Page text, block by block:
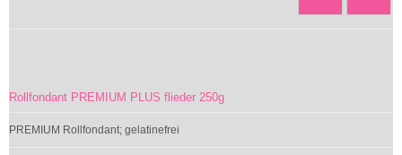
Rollfondant PREMIUM PLUS flieder 250g
PREMIUM Rollfondant; gelatinefrei